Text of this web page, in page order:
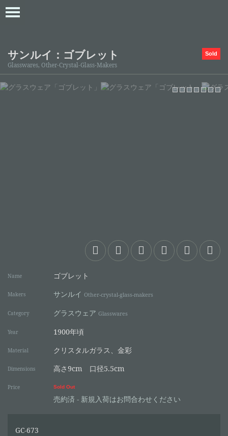
Sold
サンルイ：ゴブレット
Glasswares, Other-Crystal-Glass-Makers
Name ゴブレット
Makers サンルイ Other-crystal-glass-makers
Category グラスウェア Glasswares
Year 1900年頃
Material クリスタルガラス、金彩
Dimensions 高さ9cm 口径5.5cm
Price Sold Out
売約済 - 新規入荷はお問合わせください
GC-673